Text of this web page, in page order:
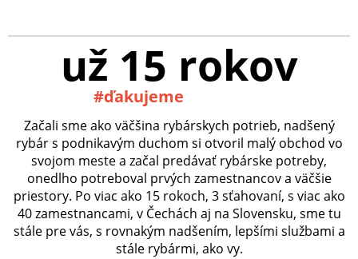
už 15 rokov
#ďakujeme
Začali sme ako väčšina rybárskych potrieb, nadšený
rybár s podnikavým duchom si otvoril malý obchod vo
svojom meste a začal predávať rybárske potreby,
onedlho potreboval prvých zamestnancov a väčšie
priestory. Po viac ako 15 rokoch, 3 sťahovaní, s viac ako
40 zamestnancami, v Čechách aj na Slovensku, sme tu
stále pre vás, s rovnakým nadšením, lepšími službami a
stále rybármi, ako vy.